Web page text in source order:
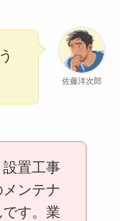
佐藤洋次郎
置工事
ンテナ
す。業